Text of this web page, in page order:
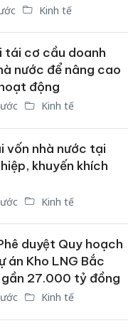
Kinh tế
tái cơ cầu doanh
nước để nâng cao
động
Kinh tế
vốn nhà nước tại
khuyến khích
Kinh tế
duyệt Quy hoạch
án Kho LNG Bắc
gần 27.000 tỷ đồng
Kinh tế